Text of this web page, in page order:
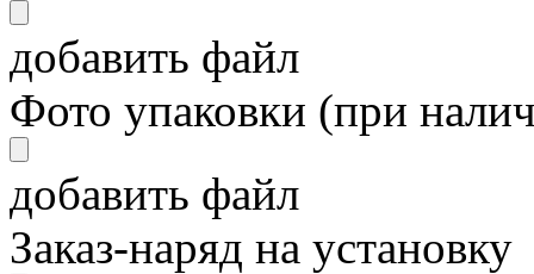
добавить файл
Фото упаковки (при
добавить файл
Заказ-наряд на установку